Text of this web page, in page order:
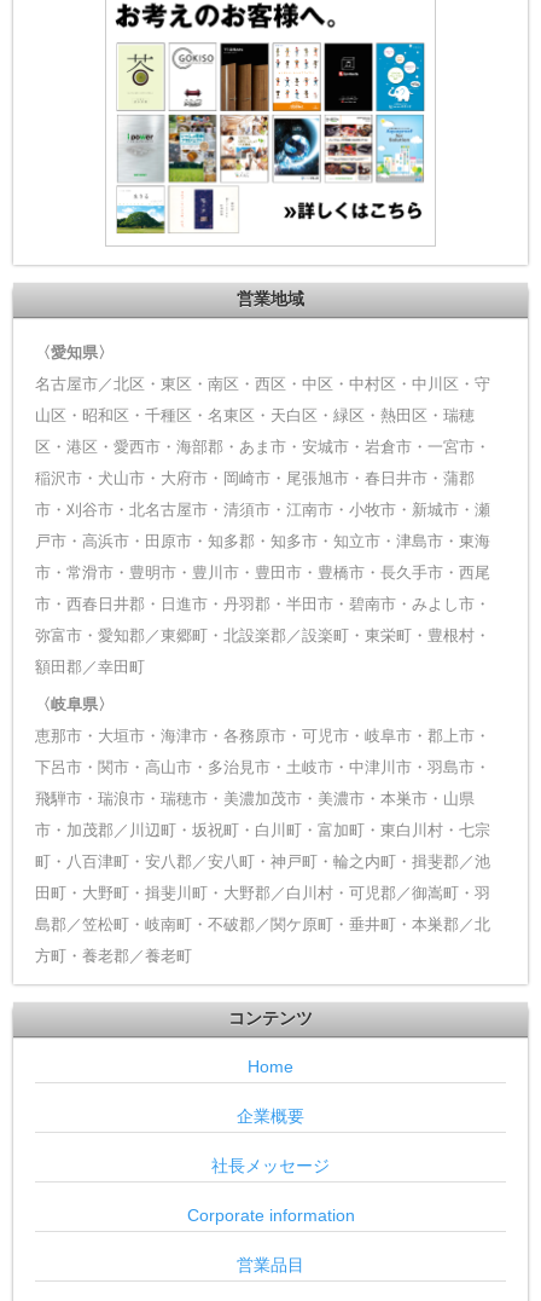
営業地域
〈愛知県〉
名古屋市／北区・東区・南区・西区・中区・中村区・中川区・守
山区・昭和区・千種区・名東区・天白区・緑区・熱田区・瑞穂
区・港区・愛西市・海部郡・あま市・安城市・岩倉市・一宮市・
稲沢市・犬山市・大府市・岡崎市・尾張旭市・春日井市・蒲郡
市・刈谷市・北名古屋市・清須市・江南市・小牧市・新城市・瀬
戸市・高浜市・田原市・知多郡・知多市・知立市・津島市・東海
市・常滑市・豊明市・豊川市・豊田市・豊橋市・長久手市・西尾
市・西春日井郡・日進市・丹羽郡・半田市・碧南市・みよし市・
弥富市・愛知郡／東郷町・北設楽郡／設楽町・東栄町・豊根村・
額田郡／幸田町
〈岐阜県〉
恵那市・大垣市・海津市・各務原市・可児市・岐阜市・郡上市・
下呂市・関市・高山市・多治見市・土岐市・中津川市・羽島市・
飛騨市・瑞浪市・瑞穂市・美濃加茂市・美濃市・本巣市・山県
市・加茂郡／川辺町・坂祝町・白川町・富加町・東白川村・七宗
町・八百津町・安八郡／安八町・神戸町・輪之内町・揖斐郡／池
田町・大野町・揖斐川町・大野郡／白川村・可児郡／御嵩町・羽
島郡／笠松町・岐南町・不破郡／関ケ原町・垂井町・本巣郡／北
方町・養老郡／養老町
コンテンツ
Home
企業概要
社長メッセージ
Corporate information
営業品目